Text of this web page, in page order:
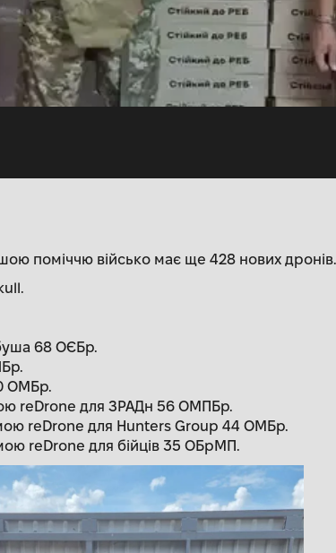
поміччю військо має ще 428 нових
68 ОЄБр.
ОМБр.
reDrone для ЗРАДн 56 ОМПБр.
reDrone для Hunters Group 44 ОМБр.
reDrone для бійців 35 ОБрМП.